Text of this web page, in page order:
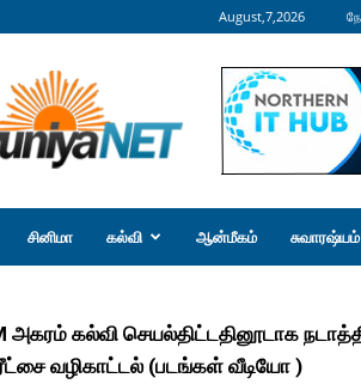
August,7,2026
சினிமா கல்வி ஆன்மீகம் சுவாரஷ்யம்
அகரம் கல்வி செயல்திட்டதினூடாக
வழிகாட்டல் (படங்கள் வீடியோ )